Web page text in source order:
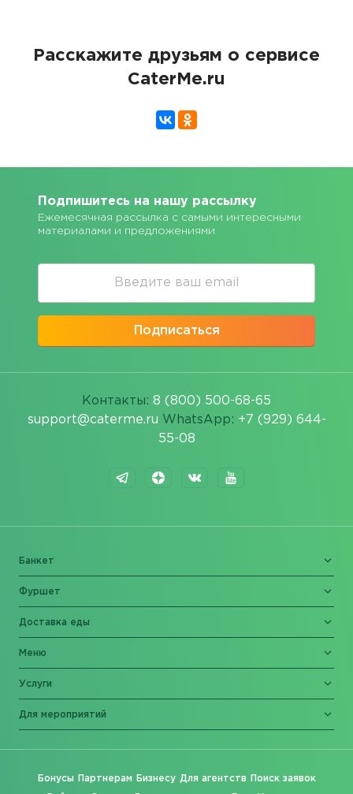
Расскажите друзьям о сервисе
CaterMe.ru
Подпишитесь на нашу рассылку
Ежемесячная рассылка с самыми интересными
материалами и предложениями
Подписаться
Контакты: 8 (800) 500-68-65
support@caterme.ru WhatsApp: +7 (929) 644-
55-08
Банкет
Фуршет
Доставка еды
Меню
Услуги
Для мероприятий
Бонусы Партнерам Бизнесу Для агентств Поиск заявок